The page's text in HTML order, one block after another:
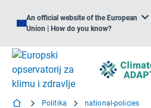
An official website of the European
Union | How do you know?
Politika
national-policies